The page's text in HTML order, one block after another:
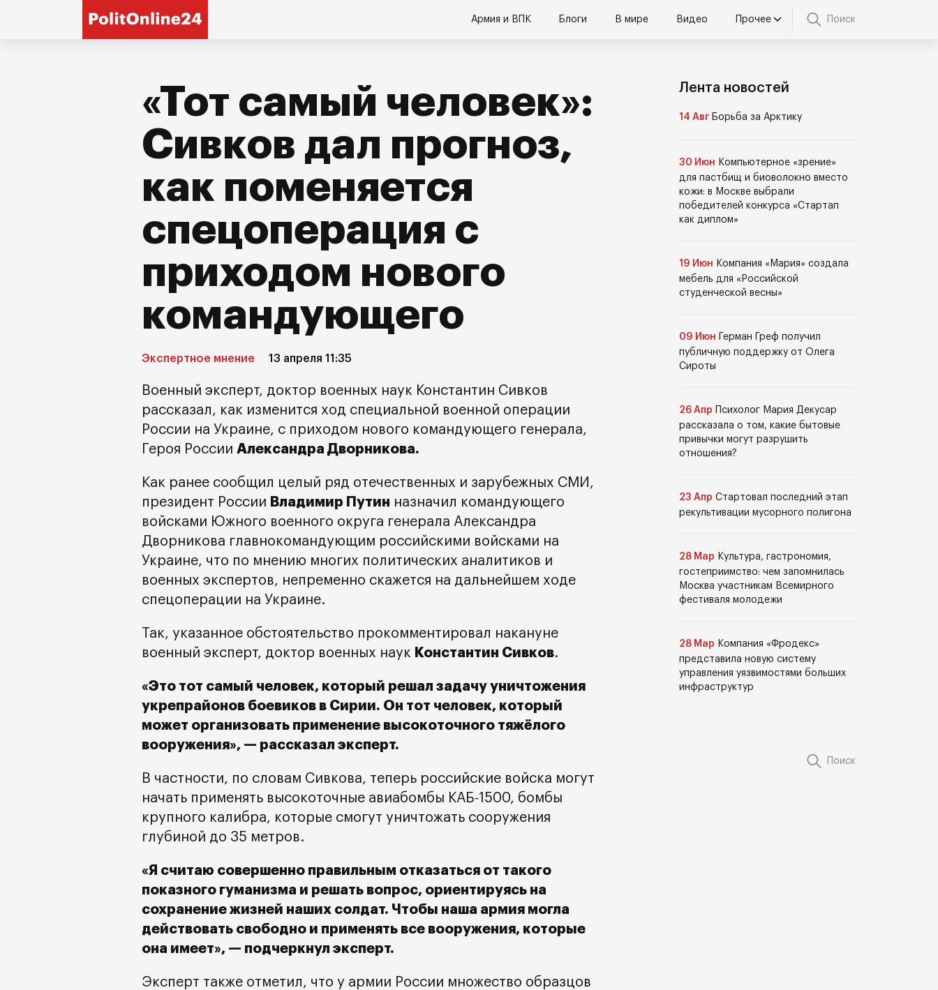
Армия и ВПК Блоги В мире Видео Прочее Поиск
«Тот самый человек»:
Сивков дал прогноз,
как поменяется
спецоперация с
приходом нового
командующего
Экспертное мнение 13 апреля 11:35
Военный эксперт, доктор военных наук Константин Сивков
рассказал, как изменится ход специальной военной операции
России на Украине, с приходом нового командующего генерала,
Героя России Александра Дворникова.
Как ранее сообщил целый ряд отечественных и зарубежных СМИ,
президент России Владимир Путин назначил командующего
войсками Южного военного округа генерала Александра
Дворникова главнокомандующим российскими войсками на
Украине, что по мнению многих политических аналитиков и
военных экспертов, непременно скажется на дальнейшем ходе
спецоперации на Украине.
Так, указанное обстоятельство прокомментировал накануне
военный эксперт, доктор военных наук Константин Сивков.
«Это тот самый человек, который решал задачу уничтожения
укрепрайонов боевиков в Сирии. Он тот человек, который
может организовать применение высокоточного тяжёлого
вооружения», — рассказал эксперт.
В частности, по словам Сивкова, теперь российские войска могут
начать применять высокоточные авиабомбы КАБ-1500, бомбы
крупного калибра, которые смогут уничтожать сооружения
глубиной до 35 метров.
«Я считаю совершенно правильным отказаться от такого
показного гуманизма и решать вопрос, ориентируясь на
сохранение жизней наших солдат. Чтобы наша армия могла
действовать свободно и применять все вооружения, которые
она имеет», — подчеркнул эксперт.
Эксперт также отметил, что у армии России множество образцов
Лента новостей
14 Авг Борьба за Арктику
30 Июн Компьютерное «зрение»
для пастбищ и биоволокно вместо
кожи: в Москве выбрали
победителей конкурса «Стартап
как диплом»
19 Июн Компания «Мария» создала
мебель для «Российской
студенческой весны»
09 Июн
Герман Греф получил
публичную поддержку от Олега
Сироты
26 Апр
Психолог Мария Декусар
рассказала о том, какие бытовые
привычки могут разрушить
отношения?
23 Апр Стартовал последний этап
рекультивации мусорного полигона
28 Мар Культура, гастрономия,
гостеприимство: чем запомнилась
Москва участникам Всемирного
фестиваля молодежи
28 Мар Компания «Фродекс»
представила новую систему
управления уязвимостями больших
инфраструктур
Поиск